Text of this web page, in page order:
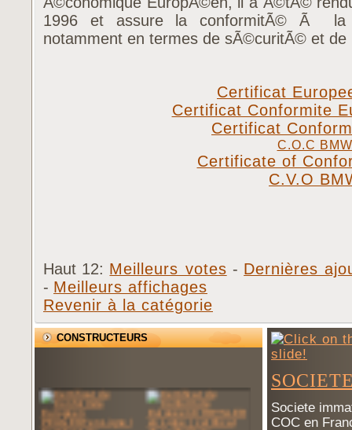
1996 et assure la conformitÃ© Ã la
notamment en termes de sÃ©curitÃ© et de
Certificat
Certificat Conformite
Certificat
C.O.C BMW
Certificate of
C.V.O
Haut 12: Meilleurs votes - Dernières
- Meilleurs affichages
Revenir à la catégorie
CONSTRUCTEURS
Societe
COC en